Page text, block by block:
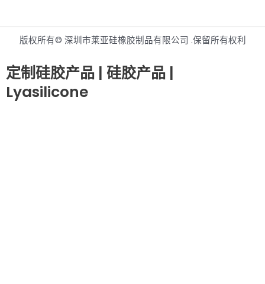
版权所有© 深圳市莱亚硅橡胶制品有限公司 .保留所有权利
定制硅胶产品 | 硅胶产品 |
Lyasilicone